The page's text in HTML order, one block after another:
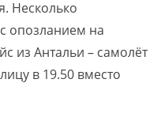
Несколько
опозланием на
из Антальи – самолёт
в 19.50 вместо